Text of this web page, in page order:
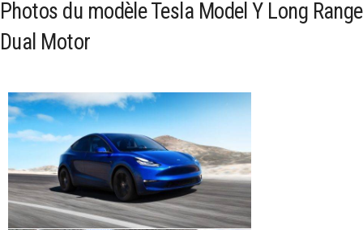
Photos du modèle Tesla Model Y Long Range
Dual Motor